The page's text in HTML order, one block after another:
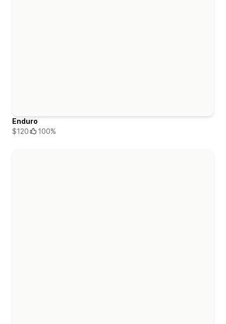
Enduro
$120
100%